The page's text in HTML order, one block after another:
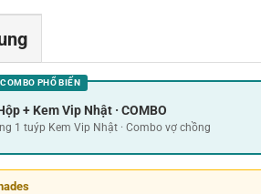
COMBO PHỔ BIẾN
+ Kem Vip Nhật · COMBO
1 tuýp Kem Vip Nhật · Combo vợ chồng